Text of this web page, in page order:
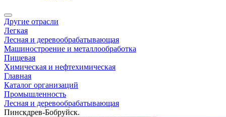
Другие отрасли
Легкая
Лесная и деревообрабатывающая
Машиностроение и металлообработка
Пищевая
Химическая и нефтехимическая
Главная
Каталог организаций
Промышленность
Лесная и деревообрабатывающая
Пинскдрев-Бобруйск.